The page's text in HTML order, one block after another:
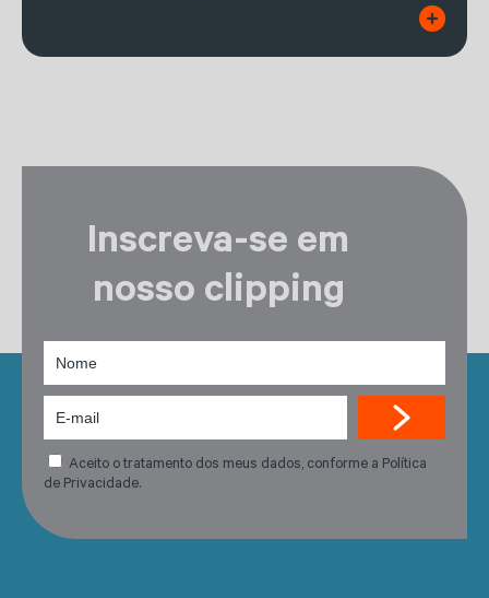
Inscreva-se em
nosso clipping
Aceito o tratamento dos meus dados, conforme a Política
de Privacidade.